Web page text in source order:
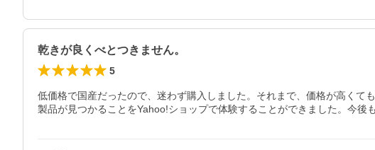
乾きが良くべとつきません。
5
低価格で国産だったので、迷わず購入しました。それまで、価格が高く
製品が見つかることをYahoo!ショップで体験することができました。今後